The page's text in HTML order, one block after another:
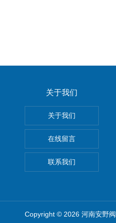
关于我们
关于我们
在线留言
联系我们
Copyright © 2026 河南安野